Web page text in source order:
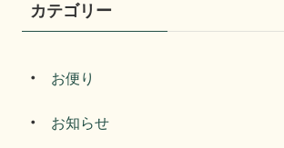
カテゴリー
お便り
お知らせ